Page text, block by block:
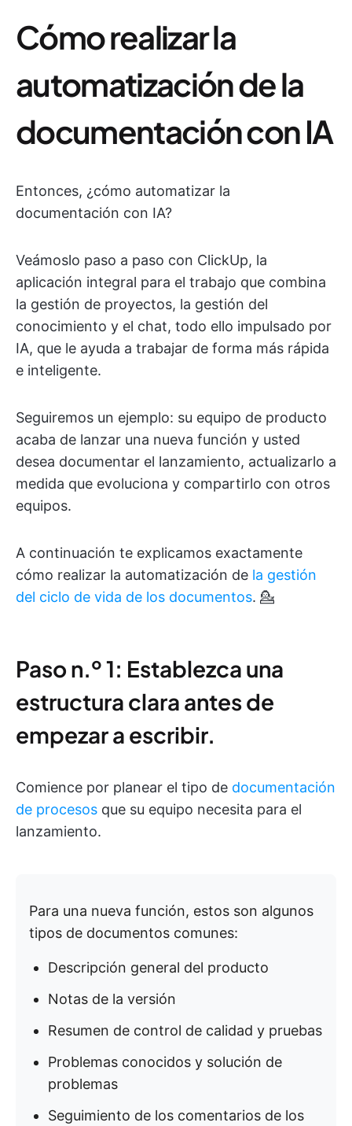
Cómo realizar la
automatización de la
documentación con IA
Entonces, ¿cómo automatizar la
documentación con IA?
Veámoslo paso a paso con ClickUp, la
aplicación integral para el trabajo que combina
la gestión de proyectos, la gestión del
conocimiento y el chat, todo ello impulsado por
IA, que le ayuda a trabajar de forma más rápida
e inteligente.
Seguiremos un ejemplo: su equipo de producto
acaba de lanzar una nueva función y usted
desea documentar el lanzamiento, actualizarlo a
medida que evoluciona y compartirlo con otros
equipos.
A continuación te explicamos exactamente
cómo realizar la automatización de la gestión
del ciclo de vida de los documentos. 💁
Paso n.º 1: Establezca una
estructura clara antes de
empezar a escribir.
Comience por planear el tipo de documentación
de procesos que su equipo necesita para el
lanzamiento.
Para una nueva función, estos son algunos
tipos de documentos comunes:
Descripción general del producto
Notas de la versión
Resumen de control de calidad y pruebas
Problemas conocidos y solución de
problemas
Seguimiento de los comentarios de los